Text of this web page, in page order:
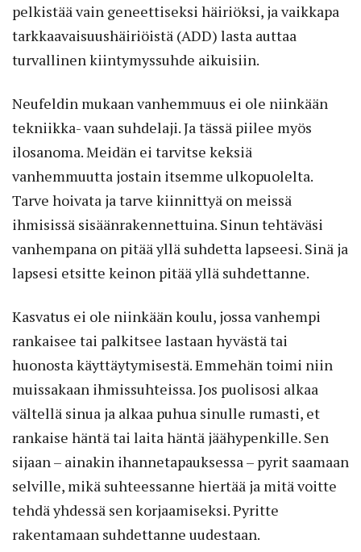
pelkistää vain geneettiseksi häiriöksi, ja vaikkapa
tarkkaavaisuushäiriöistä (ADD) lasta auttaa
turvallinen kiintymyssuhde aikuisiin.
Neufeldin mukaan vanhemmuus ei ole niinkään
tekniikka- vaan suhdelaji. Ja tässä piilee myös
ilosanoma. Meidän ei tarvitse keksiä
vanhemmuutta jostain itsemme ulkopuolelta.
Tarve hoivata ja tarve kiinnittyä on meissä
ihmisissä sisäänrakennettuina. Sinun tehtäväsi
vanhempana on pitää yllä suhdetta lapseesi. Sinä ja
lapsesi etsitte keinon pitää yllä suhdettanne.
Kasvatus ei ole niinkään koulu, jossa vanhempi
rankaisee tai palkitsee lastaan hyvästä tai
huonosta käyttäytymisestä. Emmehän toimi niin
muissakaan ihmissuhteissa. Jos puolisosi alkaa
vältellä sinua ja alkaa puhua sinulle rumasti, et
rankaise häntä tai laita häntä jäähypenkille. Sen
sijaan – ainakin ihannetapauksessa – pyrit saamaan
selville, mikä suhteessanne hiertää ja mitä voitte
tehdä yhdessä sen korjaamiseksi. Pyritte
rakentamaan suhdettanne uudestaan.